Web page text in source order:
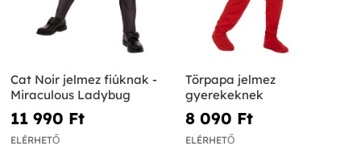
Cat Noir jelmez fiúknak -
Miraculous Ladybug
11 990 Ft‎
ELÉRHETŐ
Törpapa jelmez
gyerekeknek
8 090 Ft‎
ELÉRHETŐ